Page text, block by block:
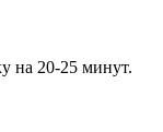
на 20-25 минут.